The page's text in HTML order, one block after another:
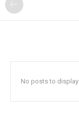
No posts to display